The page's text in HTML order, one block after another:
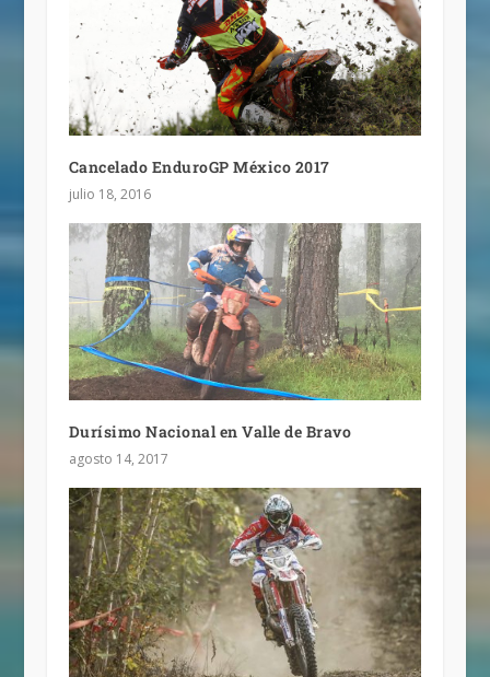
Cancelado EnduroGP México 2017
julio 18, 2016
Durísimo Nacional en Valle de Bravo
agosto 14, 2017